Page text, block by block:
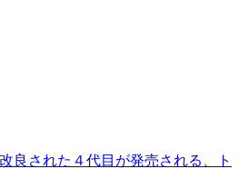
良された４代目が発売される、ト